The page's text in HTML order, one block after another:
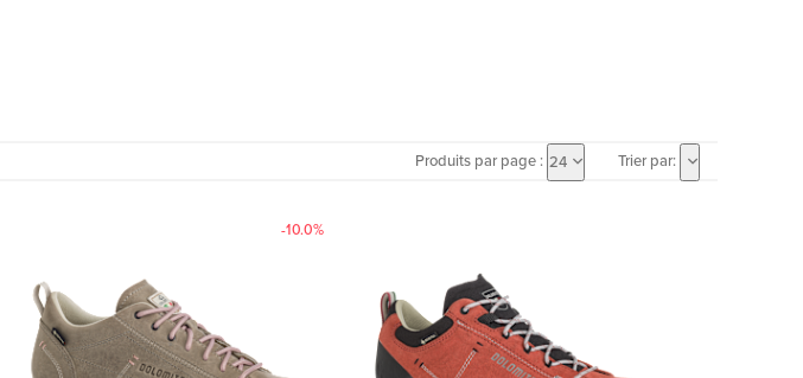
Produits par page : 24 Trier par:
-10.0%